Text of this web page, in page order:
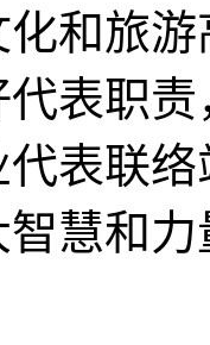
和旅
表职
表联
慧和力